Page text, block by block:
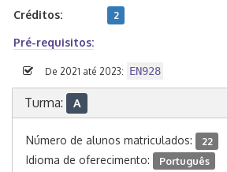
Créditos: 2
Pré-requisitos:
De 2021 até 2023: EN928
Turma: A
Número de alunos matriculados: 22
Idioma de oferecimento: Português